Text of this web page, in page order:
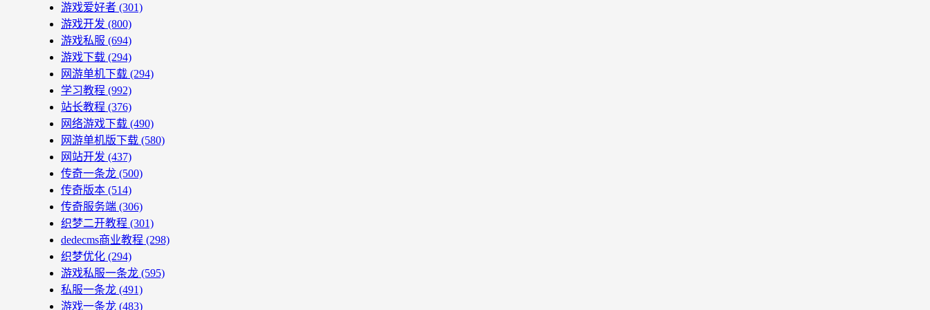
游戏爱好者 (301)
游戏开发 (800)
游戏私服 (694)
游戏下载 (294)
网游单机下载 (294)
学习教程 (992)
站长教程 (376)
网络游戏下载 (490)
网游单机版下载 (580)
网站开发 (437)
传奇一条龙 (500)
传奇版本 (514)
传奇服务端 (306)
织梦二开教程 (301)
dedecms商业教程 (298)
织梦优化 (294)
游戏私服一条龙 (595)
私服一条龙 (491)
游戏一条龙 (483)